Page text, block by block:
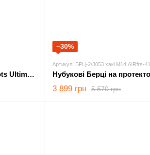
Черевики MAGNUM Combat Boots Ultima 6.0 WP койот розмір 41
−30%
Артикул: БРЦ-2/3053 хакі М14 AIRfrs-41
5 570 грн
3 899 грн